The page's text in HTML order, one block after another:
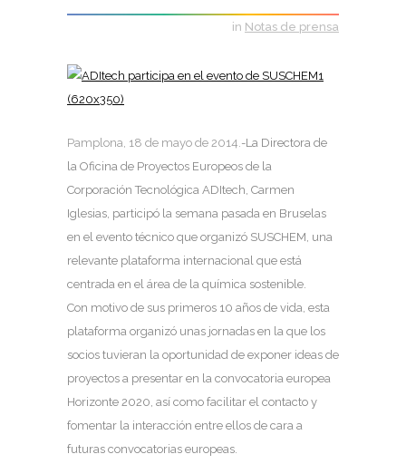
in Notas de prensa
Pamplona, 18 de mayo de 2014. -La Directora de
la Oficina de Proyectos Europeos de la
Corporación Tecnológica ADItech, Carmen
Iglesias, participó la semana pasada en Bruselas
en el evento técnico que organizó SUSCHEM, una
relevante plataforma internacional que está
centrada en el área de la química sostenible.
Con motivo de sus primeros 10 años de vida, esta
plataforma organizó unas jornadas en la que los
socios tuvieran la oportunidad de exponer ideas de
proyectos a presentar en la convocatoria europea
Horizonte 2020, así como facilitar el contacto y
fomentar la interacción entre ellos de cara a
futuras convocatorias europeas.